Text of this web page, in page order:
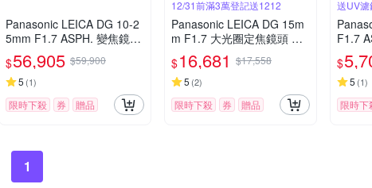
Panasonic LEICA DG 10-2
5mm F1.7 ASPH. 變焦鏡頭
公司貨
$56,905 $59,900
5 (1)
限時下殺 券 贈品
12/31前滿3萬登記送1212
Panasonic LEICA DG 15m
m F1.7 大光圈定焦鏡頭 公
司貨
$16,681 $17,558
5 (2)
限時下殺 券 贈品
送UV
球拭筆
F1.7
貨
$
5 (1)
限時下
1